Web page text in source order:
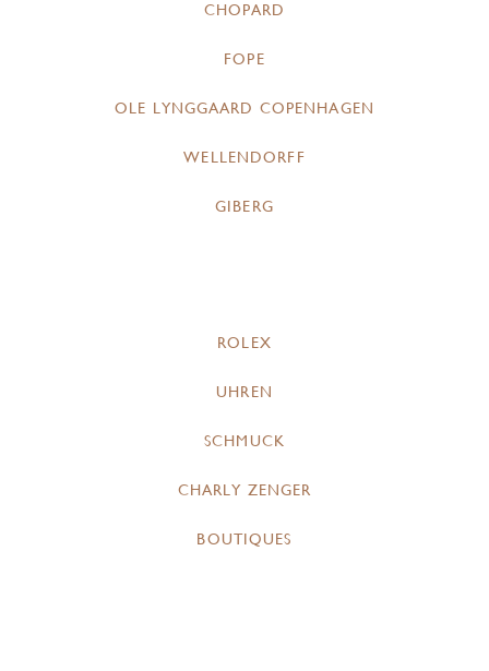
CHOPARD
FOPE
OLE LYNGGAARD COPENHAGEN
WELLENDORFF
GIBERG
ROLEX
UHREN
SCHMUCK
CHARLY ZENGER
BOUTIQUES